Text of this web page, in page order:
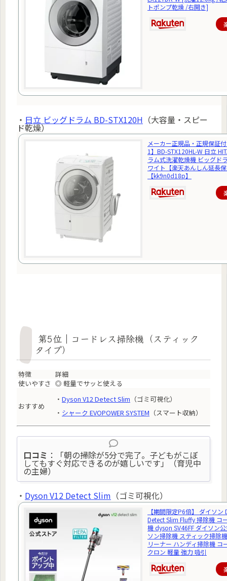
トポンプ乾燥 /右開き]
・ 日立 ビッグドラム BD-STX120H （大容量・スピー
ド乾燥）
メーカー正規品・正規保証
1】BD-STX120HL-W 日立
ラム式洗濯乾燥機 ビッグド
ワイト【楽天あんしん延長
【kk9n0d18p】
第5位｜コードレス掃除機（スティック
タイプ）
特徴
詳細
使いやすさ ◎ 軽量でサッと使える
おすすめ
・ Dyson V12 Detect Slim （ゴミ可視化）
・ シャーク EVOPOWER SYSTEM （スマート収納）
口コミ ：「朝の掃除が5分で完了。子どもがこぼ
してもすぐ対応できるのが嬉しいです」（育児中
の主婦）
・ Dyson V12 Detect Slim （ゴミ可視化）
【期間限定P6倍】 ダイソン
Detect Slim Fluffy 掃除機 コ
機 dyson SV46FF ダイソン
ソン掃除機 スティック掃除
リーナー ハンディ掃除機 コ
クロン 軽量 強力 吸引